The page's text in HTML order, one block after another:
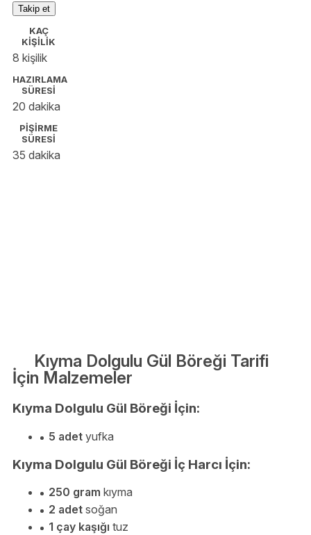
Takip et
KAÇ
KİŞİLİK
8 kişilik
HAZIRLAMA
SÜRESİ
20 dakika
PİŞİRME
SÜRESİ
35 dakika
Kıyma Dolgulu Gül Böreği Tarifi
İçin Malzemeler
Kıyma Dolgulu Gül Böreği İçin:
5 adet yufka
Kıyma Dolgulu Gül Böreği İç Harcı İçin:
250 gram kıyma
2 adet soğan
1 çay kaşığı tuz